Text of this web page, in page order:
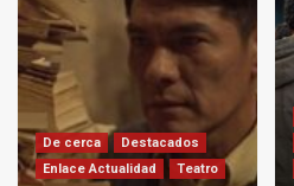
De cerca
Destacados
Enlace Actualidad
Teatro